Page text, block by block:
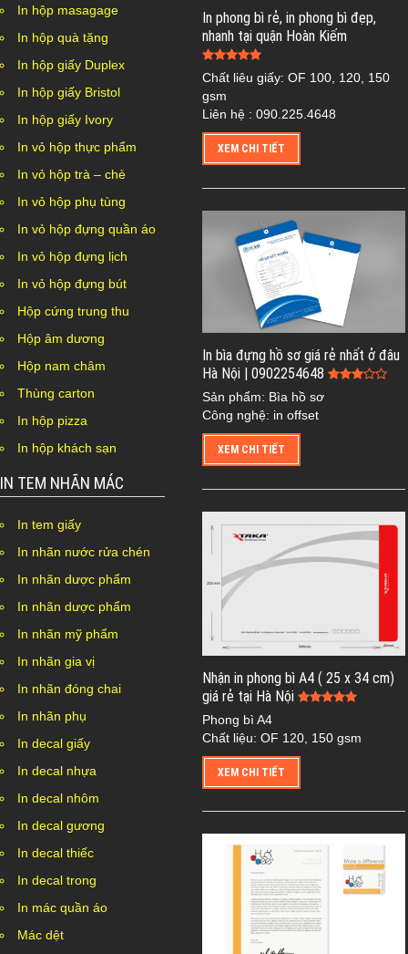
In hộp masagage
In hộp quà tặng
In hộp giấy Duplex
In hộp giấy Bristol
In hộp giấy Ivory
In vỏ hộp thực phẩm
In vỏ hộp trà – chè
In vỏ hộp phụ tùng
In vỏ hộp đựng quần áo
In vỏ hộp đựng lịch
In vỏ hộp đựng bút
Hộp cứng trung thu
Hộp âm dương
Hộp nam châm
Thùng carton
In hộp pizza
In hộp khách sạn
IN TEM NHÃN MÁC
In tem giấy
In nhãn nước rửa chén
In nhãn dược phẩm
In nhãn dược phẩm
In nhãn mỹ phẩm
In nhãn gia vị
In nhãn đóng chai
In nhãn phụ
In decal giấy
In decal nhựa
In decal nhôm
In decal gương
In decal thiếc
In decal trong
In mác quần áo
Mác dệt
In phong bì rẻ, in phong bì đẹp,
nhanh tại quận Hoàn Kiếm
Chất liêu giấy: OF 100, 120, 150
gsm
Liên hệ : 090.225.4648
XEM CHI TIẾT
In bìa đựng hồ sơ giá rẻ nhất ở đâu
Hà Nội | 0902254648
Sản phẩm: Bìa hồ sơ
Công nghệ: in offset
XEM CHI TIẾT
Nhận in phong bì A4 ( 25 x 34 cm)
giá rẻ tại Hà Nội
Phong bì A4
Chất liệu: OF 120, 150 gsm
XEM CHI TIẾT